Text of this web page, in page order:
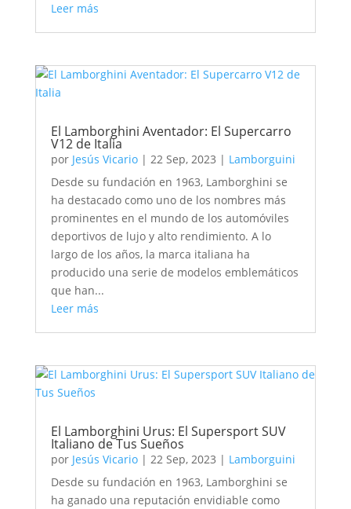
Leer más
El Lamborghini Aventador: El Supercarro
V12 de Italia
por Jesús Vicario| 22 Sep, 2023 | Lamborguini
Desde su fundación en 1963, Lamborghini se
ha destacado como uno de los nombres más
prominentes en el mundo de los automóviles
deportivos de lujo y alto rendimiento. A lo
largo de los años, la marca italiana ha
producido una serie de modelos emblemáticos
que han...
Leer más
El Lamborghini Urus: El Supersport SUV
Italiano de Tus Sueños
por Jesús Vicario| 22 Sep, 2023 | Lamborguini
Desde su fundación en 1963, Lamborghini se
ha ganado una reputación envidiable como